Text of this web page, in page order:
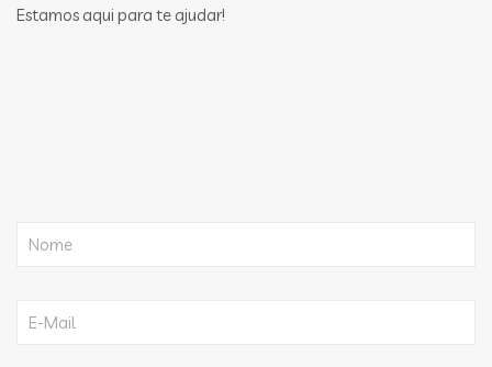
Estamos aqui para te ajudar!